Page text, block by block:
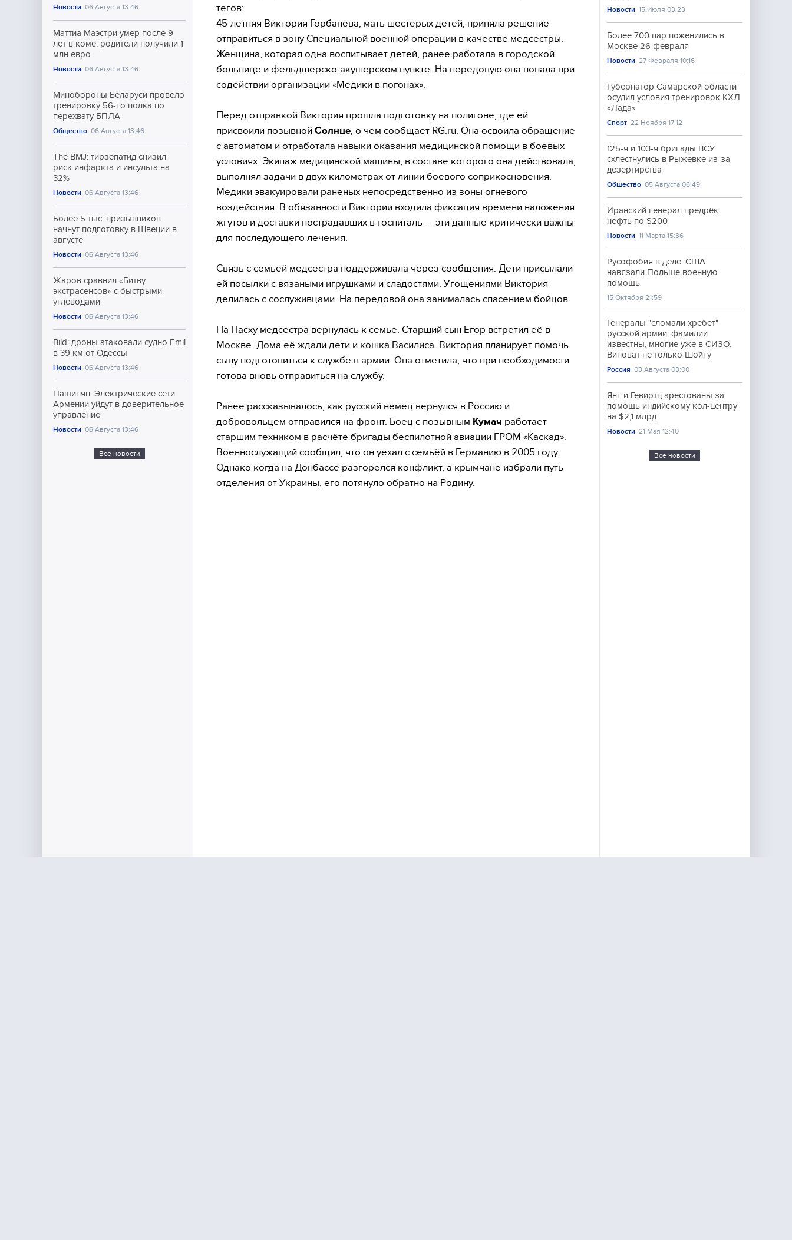
Новости 06 Августа 13:46
Маттиа Маэстри умер после 9
лет в коме; родители получили 1
млн евро
Новости 06 Августа 13:46
Минобороны Беларуси провело
тренировку 56-го полка по
перехвату БПЛА
Общество 06 Августа 13:46
The BMJ: тирзепатид снизил
риск инфаркта и инсульта на
32%
Новости 06 Августа 13:46
Более 5 тыс. призывников
начнут подготовку в Швеции в
августе
Новости 06 Августа 13:46
Жаров сравнил «Битву
экстрасенсов» с быстрыми
углеводами
Новости 06 Августа 13:46
Bild: дроны атаковали судно Emil
в 39 км от Одессы
Новости 06 Августа 13:46
Пашинян: Электрические сети
Армении уйдут в доверительное
управление
Новости 06 Августа 13:46
Все новости
тегов:
45-летняя Виктория Горбанева, мать шестерых детей, приняла решение
отправиться в зону Специальной военной операции в качестве медсестры.
Женщина, которая одна воспитывает детей, ранее работала в городской
больнице и фельдшерско-акушерском пункте. На передовую она попала при
содействии организации «Медики в погонах».
Перед отправкой Виктория прошла подготовку на полигоне, где ей
присвоили позывной Солнце , о чём сообщает RG.ru. Она освоила обращение
с автоматом и отработала навыки оказания медицинской помощи в боевых
условиях. Экипаж медицинской машины, в составе которого она действовала,
выполнял задачи в двух километрах от линии боевого соприкосновения.
Медики эвакуировали раненых непосредственно из зоны огневого
воздействия. В обязанности Виктории входила фиксация времени наложения
жгутов и доставки пострадавших в госпиталь — эти данные критически важны
для последующего лечения.
Связь с семьёй медсестра поддерживала через сообщения. Дети присылали
ей посылки с вязаными игрушками и сладостями. Угощениями Виктория
делилась с сослуживцами. На передовой она занималась спасением бойцов.
На Пасху медсестра вернулась к семье. Старший сын Егор встретил её в
Москве. Дома её ждали дети и кошка Василиса. Виктория планирует помочь
сыну подготовиться к службе в армии. Она отметила, что при необходимости
готова вновь отправиться на службу.
Ранее рассказывалось, как русский немец вернулся в Россию и
добровольцем отправился на фронт. Боец с позывным Кумач работает
старшим техником в расчёте бригады беспилотной авиации ГРОМ «Каскад».
Военнослужащий сообщил, что он уехал с семьёй в Германию в 2005 году.
Однако когда на Донбассе разгорелся конфликт, а крымчане избрали путь
отделения от Украины, его потянуло обратно на Родину.
Новости 15 Июля 03:23
Более 700 пар поженились в
Москве 26 февраля
Новости 27 Февраля 10:16
Губернатор Самарской области
осудил условия тренировок КХЛ
«Лада»
Спорт 22 Ноября 17:12
125-я и 103-я бригады ВСУ
схлестнулись в Рыжевке из-за
дезертирства
Общество 05 Августа 06:49
Иранский генерал предрёк
нефть по $200
Новости 11 Марта 15:36
Русофобия в деле: США
навязали Польше военную
помощь
15 Октября 21:59
Генералы "сломали хребет"
русской армии: фамилии
известны, многие уже в СИЗО.
Виноват не только Шойгу
Россия 03 Августа 03:00
Янг и Гевиртц арестованы за
помощь индийскому кол-центру
на $2,1 млрд
Новости 21 Мая 12:40
Все новости